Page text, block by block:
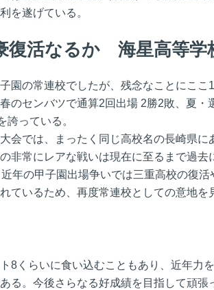
を遂げている。
復活なるか 海星高等学
園の常連校でしたが、残念なことにここ
のセンバツで通算2回出場 2勝2敗、夏・
誇っている。
会では、まったく同じ高校名の長崎県に
非常にレアな戦いは現在に至るまで過去
年の甲子園出場争いでは三重高校の復
ているため、再度常連校としての意地を
8くらいに食い込むこともあり、近年力
る。今後さらなる好成績を目指して頑張